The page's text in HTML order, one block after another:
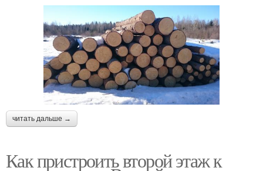
читать дальше →
Как пристроить второй этаж к